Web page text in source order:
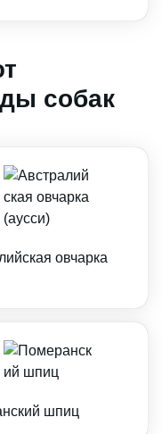
собак
овчарка
шпиц